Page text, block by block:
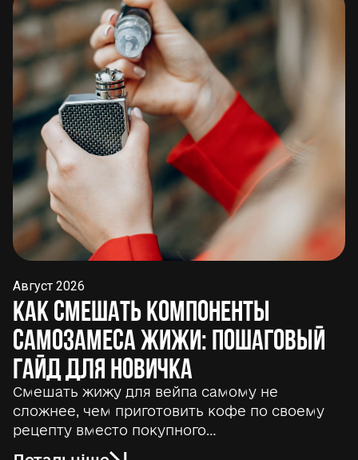
Август 2026
Как смешать компоненты
самозамеса жижи: пошаговый
гайд для новичка
Смешать жижу для вейпа самому не
сложнее, чем приготовить кофе по своему
рецепту вместо покупного…